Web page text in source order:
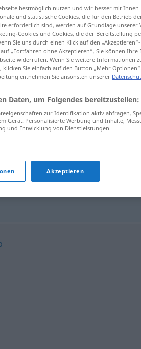
bestmöglich nutzen und wir besser mit Ihnen
und statistische Cookies, die für den Betrieb
erforderlich sind, werden auf Grundlage unserer
Cookies und Cookies, die der Bereitstellung
Sie uns durch einen Klick auf den
„Fortfahren ohne Akzeptieren“. Sie können Ihre
widerrufen. Wenn Sie weitere Informationen
Sie einfach auf den Button „Mehr Optionen“.
entnehmen Sie ansonsten unserer
Daten, um Folgendes bereitzustellen:
zur Identifikation aktiv abfragen.
Gerät. Personalisierte Werbung und Inhalte,
und Entwicklung von Dienstleistungen.
Akzeptieren